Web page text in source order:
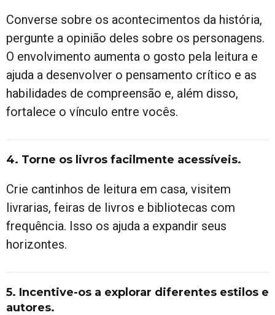
Converse sobre os acontecimentos da história,
pergunte a opinião deles sobre os personagens.
O envolvimento aumenta o gosto pela leitura e
ajuda a desenvolver o pensamento crítico e as
habilidades de compreensão e, além disso,
fortalece o vínculo entre vocês.
4. Torne os livros facilmente acessíveis.
Crie cantinhos de leitura em casa, visitem
livrarias, feiras de livros e bibliotecas com
frequência. Isso os ajuda a expandir seus
horizontes.
5. Incentive-os a explorar diferentes estilos e
autores.